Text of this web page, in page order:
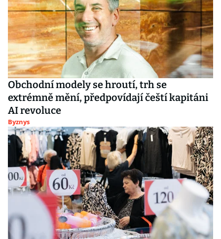
Obchodní modely se hroutí, trh se
extrémně mění, předpovídají čeští kapitáni
AI revoluce
Byznys